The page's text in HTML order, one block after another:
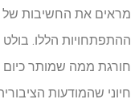
מראים את החשיבות של
ההתפתחויות הללו.
חורגת ממה שמותר
חיוני שהמודעות